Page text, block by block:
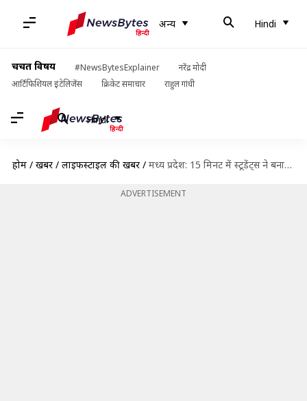
अन्य Hindi
चर्चित विषय #NewsBytesExplainer
नरेंद्र मोदी
आर्टिफिशियल इंटेलिजेंस
क्रिकेट समाचार राहुल गांधी
Hindi
होम / खबरें / लाइफस्टाइल की खबरें / मध्य प्रदेश: 15 मिनट में स्टूडेंट्स ने बनाया सैनिटाइजर और स्प्रे, जानिए कैसे
ADVERTISEMENT